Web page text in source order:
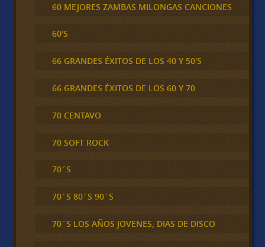
60 MEJORES ZAMBAS MILONGAS CANCIONES
60'S
66 GRANDES ÉXITOS DE LOS 40 Y 50'S
66 GRANDES ÉXITOS DE LOS 60 Y 70
70 CENTAVO
70 SOFT ROCK
70´S
70´S 80´S 90´S
70´S LOS AÑOS JOVENES, DIAS DE DISCO